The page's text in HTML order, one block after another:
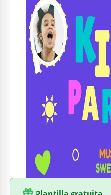
Última actualización
Comunidad
Estadísticas de uso
Sobre esta plantilla
Nuestra plantilla para
increíble, no puedes estar
colorida, exactamente lo que
ventaja de este diseño es
fácilmente. Lo que
fotos de tu hijo y sus amigos
hacer la invitación aún más